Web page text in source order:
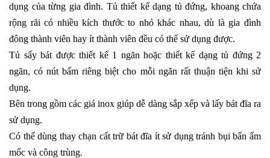
dụng của từng gia đình. Tủ thiết kế dạng tủ đứng, khoang chứa
rộng rãi có nhiều kích thước to nhỏ khác nhau, dù là gia đình
đông thành viên hay ít thành viên đều có thể sử dụng được.
Tủ sấy bát được thiết kế 1 ngăn hoặc thiết kế dạng tủ đứng 2
ngăn, có nút bấm riêng biệt cho mỗi ngăn rất thuận tiện khi sử
dụng.
Bên trong gồm các giá inox giúp dễ dàng sắp xếp và lấy bát đĩa ra
sử dụng.
Có thể dùng thay chạn cất trữ bát đĩa ít sử dụng tránh bụi bẩn ẩm
mốc và công trùng.